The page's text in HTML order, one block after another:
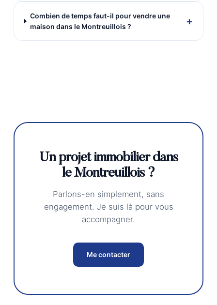
Combien de temps faut-il pour vendre une
maison dans le Montreuillois ?
+
Un projet immobilier dans
le Montreuillois ?
Parlons-en simplement, sans
engagement. Je suis là pour vous
accompagner.
Me contacter